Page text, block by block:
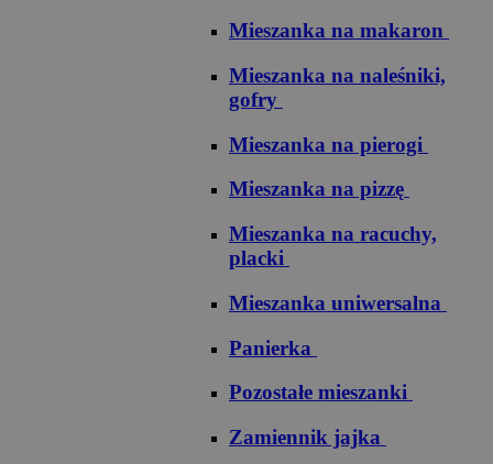
Mieszanka na makaron
Mieszanka na naleśniki,
gofry
Mieszanka na pierogi
Mieszanka na pizzę
Mieszanka na racuchy,
placki
Mieszanka uniwersalna
Panierka
Pozostałe mieszanki
Zamiennik jajka